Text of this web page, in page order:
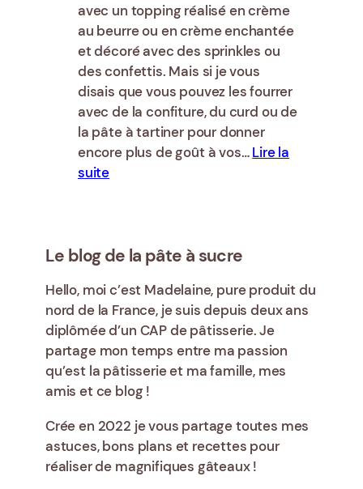
avec un topping réalisé en crème
au beurre ou en crème enchantée
et décoré avec des sprinkles ou
des confettis. Mais si je vous
disais que vous pouvez les fourrer
avec de la confiture, du curd ou de
la pâte à tartiner pour donner
encore plus de goût à vos…Lire la
suite:
cupcake
de
la
confiture
Le blog de la pâte à sucre
Hello, moi c’est Madelaine, pure produit du
nord de la France, je suis depuis deux ans
diplômée d’un CAP de pâtisserie. Je
partage mon temps entre ma passion
qu’est la pâtisserie et ma famille, mes
amis et ce blog !
Crée en 2022 je vous partage toutes mes
astuces, bons plans et recettes pour
réaliser de magnifiques gâteaux !